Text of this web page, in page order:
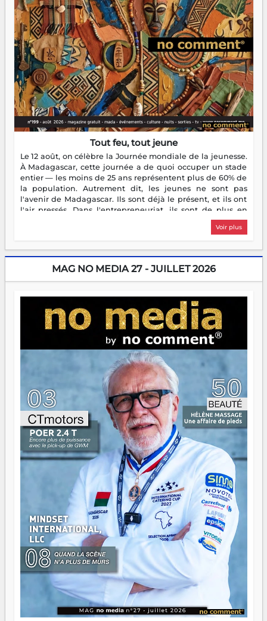
Tout feu, tout jeune
Le 12 août, on célèbre la Journée mondiale de la jeunesse.
À Madagascar, cette journée a de quoi occuper un stade
entier — les moins de 25 ans représentent plus de 60% de
la population. Autrement dit, les jeunes ne sont pas
l'avenir de Madagascar. Ils sont déjà le présent, et ils ont
l'air pressés. Dans l'entrepreneuriat, ils sont de plus en
plus nombreux à se lancer, à créer, à risquer — souvent
sans filet, souvent sans aide, mais toujours avec cette
dorment vraiment la nuit. En culture, les nouvelles sont
encore meilleures. Aina Rasamoelina vient de décrocher le
Prix RFI Instrumental Afrique. Miangaly Elia rafle le Prix
jeunes qui tiennent la torche. Alors oui, on pourrait
s'arrêter là, applaudir et rentrer chez soi satisfait. Mais ce
serait passer à côté d'une chose essentielle. La fougue, ça
brûle fort — et parfois, ça brûle vite. Une flamme sans
direction peut éclairer autant qu'elle peut consumer. C'est
là que les aînés entrent en scène — pas pour reprendre le
gouvernail, mais pour montrer où sont les récifs. Les jeunes
ont la force, les vieux ont l'expérience, comme on dit. Ce
n'est pas un combat de générations — c'est une question
d'équipage. Partagez vos réussites, mais aussi vos échecs.
Surtout vos échecs, d'ailleurs — ils enseignent mieux que
n'importe quel manuel. À Madagascar, la barque avance.
Il faut juste s'assurer que tout le monde rame dans le
même sens.
Voir plus
MAG NO MEDIA 27 - JUILLET 2026